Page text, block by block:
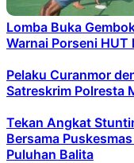
Lomba Buka
Warnai Porseni HUT
Pelaku Curanmor
Satreskrim Polresta
Tekan Angkat
Bersama
Puluhan Balita